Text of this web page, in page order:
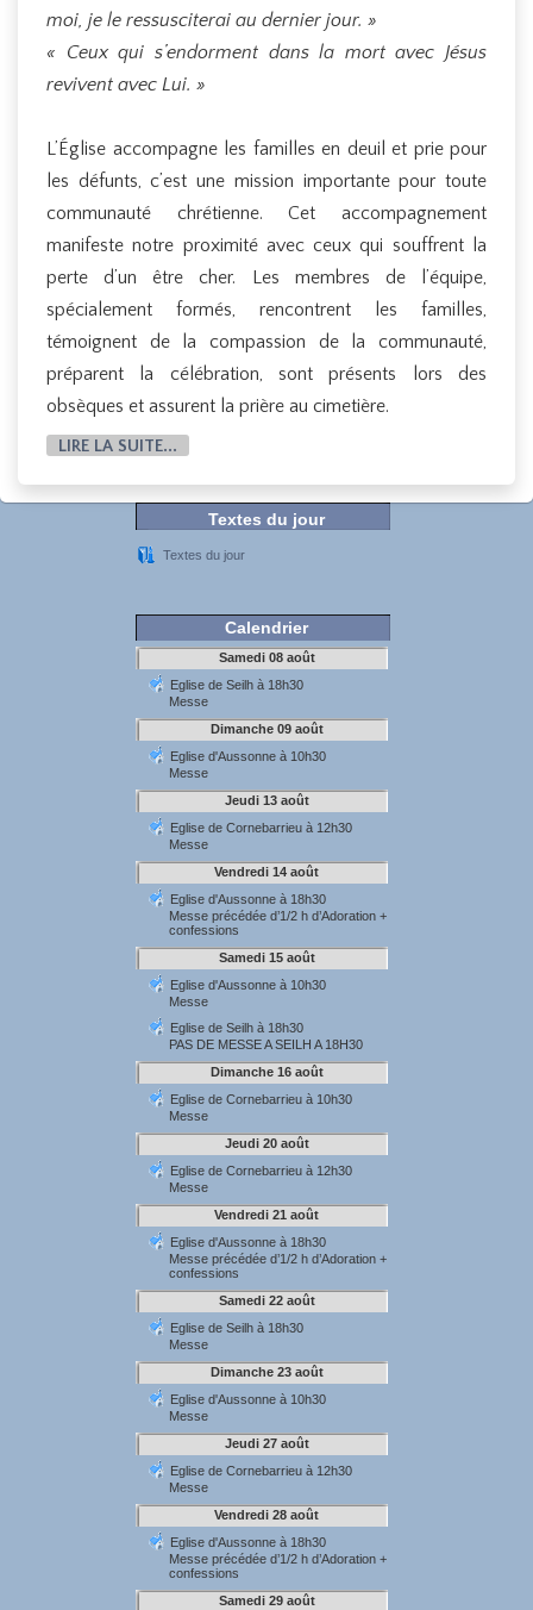
moi, je le ressusciterai au dernier jour. »
« Ceux qui s’endorment dans la mort avec Jésus
revivent avec Lui. »
L’Église accompagne les familles en deuil et prie pour
les défunts, c’est une mission importante pour toute
communauté chrétienne. Cet accompagnement
manifeste notre proximité avec ceux qui souffrent la
perte d’un être cher. Les membres de l’équipe,
spécialement formés, rencontrent les familles,
témoignent de la compassion de la communauté,
préparent la célébration, sont présents lors des
obsèques et assurent la prière au cimetière.
LIRE LA SUITE...
Textes du jour
Textes du jour